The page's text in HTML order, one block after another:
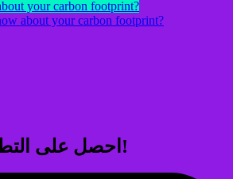
about your carbon footprint?
احصل على التطبيق اليوم مجاناً!